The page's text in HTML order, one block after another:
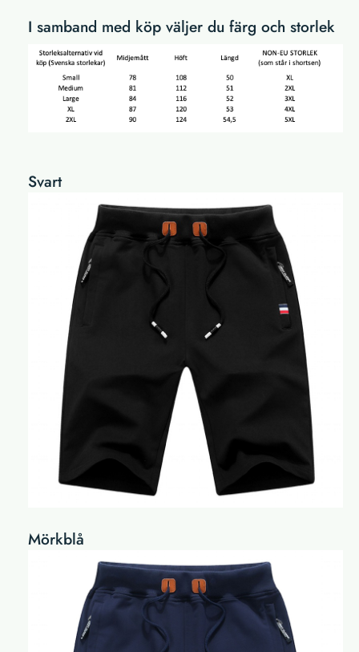
I samband med köp väljer du färg och storlek
Svart
Mörkblå